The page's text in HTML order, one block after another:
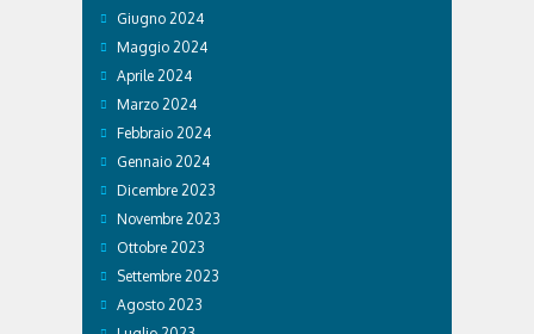
Giugno 2024
Maggio 2024
Aprile 2024
Marzo 2024
Febbraio 2024
Gennaio 2024
Dicembre 2023
Novembre 2023
Ottobre 2023
Settembre 2023
Agosto 2023